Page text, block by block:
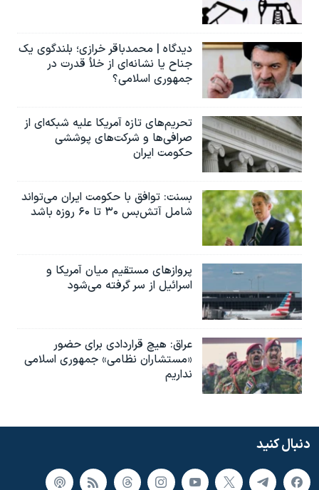
دیدگاه | محمدباقر خرازی؛ بلندگوی یک
جناح یا نشانه‌ای از خلأ قدرت در
جمهوری اسلامی؟
تحریم‌های تازه آمریکا علیه شبکه‌ای از
صرافی‌ها و شرکت‌های پوششی
حکومت ایران
بسنت: توافق با حکومت ایران می‌تواند
شامل آتش‌بس ۳۰ تا ۶۰ روزه باشد
پروازهای مستقیم میان آمریکا و
اسرائیل از سر گرفته می‌شود
عراق: هیچ قراردادی برای حضور
«مستشاران نظامی» جمهوری اسلامی
نداریم
دنبال کنید